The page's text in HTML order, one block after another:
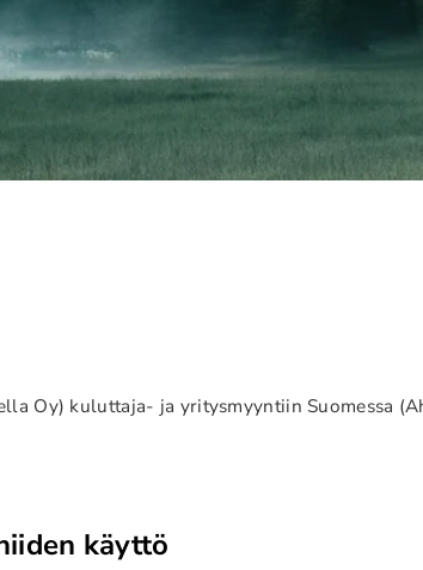
Oy) kuluttaja- ja yritysmyyntiin Suomessa
käyttö